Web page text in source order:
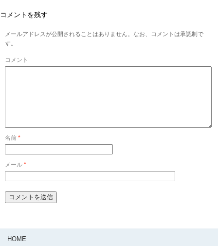
コメントを残す
メールアドレスが公開されることはありません。なお、コメントは承認制で
す。
コメント
名前 *
メール *
HOME